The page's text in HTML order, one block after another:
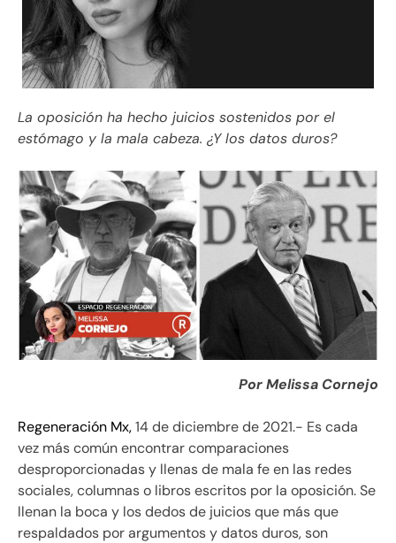
La oposición ha hecho juicios sostenidos por el
estómago y la mala cabeza. ¿Y los datos duros?
Por Melissa Cornejo
Regeneración Mx,14 de diciembre de 2021.- Es cada
vez más común encontrar comparaciones
desproporcionadas y llenas de mala fe en las redes
sociales, columnas o libros escritos por la oposición. Se
llenan la boca y los dedos de juicios que más que
respaldados por argumentos y datos duros, son